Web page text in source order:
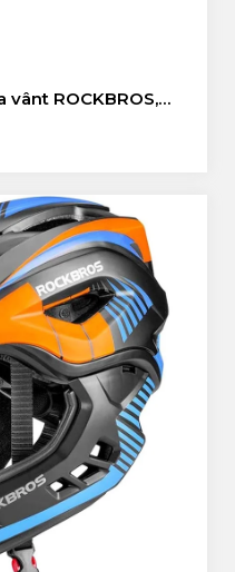
ROCKBROS,
ochelari de